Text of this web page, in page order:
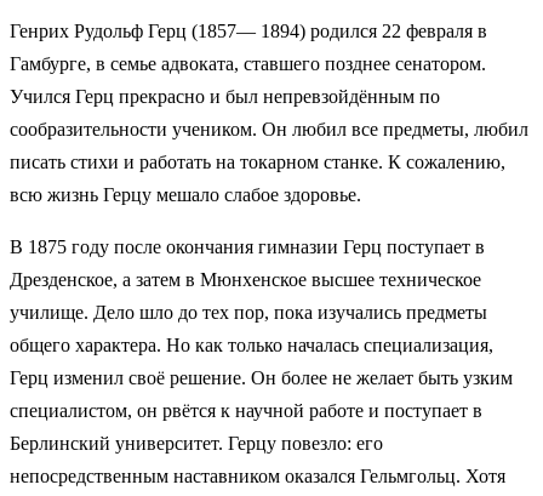
Генрих Рудольф Герц (1857— 1894) родился 22 февраля в
Гамбурге, в семье адвоката, ставшего позднее сенатором.
Учился Герц прекрасно и был непревзойдённым по
сообразительности учеником. Он любил все предметы, любил
писать стихи и работать на токарном станке. К сожалению,
всю жизнь Герцу мешало слабое здоровье.
В 1875 году после окончания гимназии Герц поступает в
Дрезденское, а затем в Мюнхенское высшее техническое
училище. Дело шло до тех пор, пока изучались предметы
общего характера. Но как только началась специализация,
Герц изменил своё решение. Он более не желает быть узким
специалистом, он рвётся к научной работе и поступает в
Берлинский университет. Герцу повезло: его
непосредственным наставником оказался Гельмгольц. Хотя